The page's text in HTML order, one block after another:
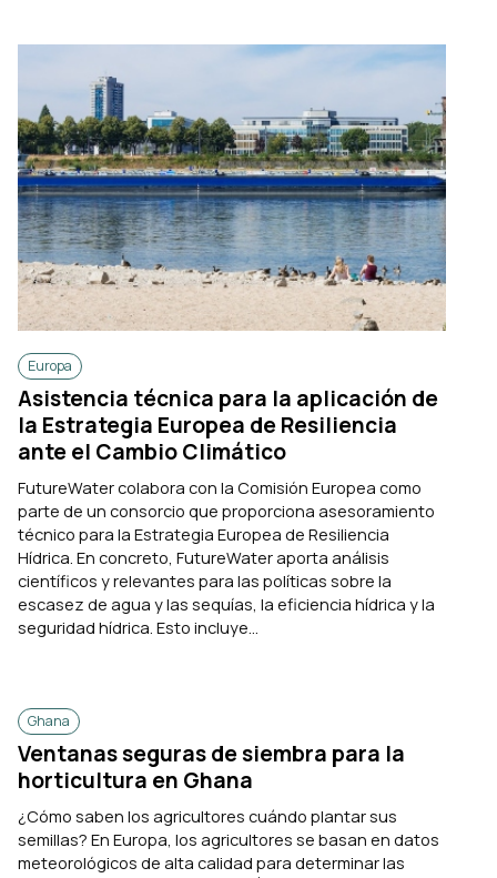
Europa
Asistencia técnica para la aplicación de
la Estrategia Europea de Resiliencia
ante el Cambio Climático
FutureWater colabora con la Comisión Europea como
parte de un consorcio que proporciona asesoramiento
técnico para la Estrategia Europea de Resiliencia
Hídrica. En concreto, FutureWater aporta análisis
científicos y relevantes para las políticas sobre la
escasez de agua y las sequías, la eficiencia hídrica y la
seguridad hídrica. Esto incluye...
Ghana
Ventanas seguras de siembra para la
horticultura en Ghana
¿Cómo saben los agricultores cuándo plantar sus
semillas? En Europa, los agricultores se basan en datos
meteorológicos de alta calidad para determinar las